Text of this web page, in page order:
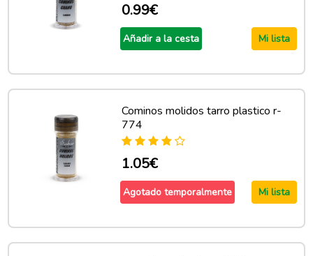
0.99€
Añadir a la cesta Mi lista
Cominos molidos tarro plastico r-
774
1.05€
Agotado temporalmente Mi lista